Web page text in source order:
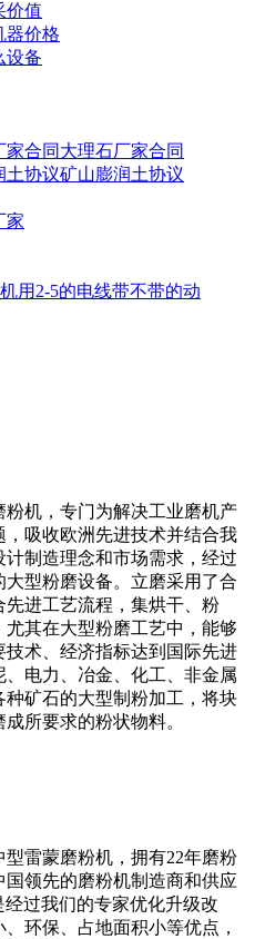
价值
器价格
设备
合同大理石厂家合同
协议矿山膨润土协议
家
用2-5的电线带不带的动
机，专门为解决工业磨机产
吸收欧洲先进技术并结合我
制造理念和市场需求，经过
型粉磨设备。立磨采用了合
进工艺流程，集烘干、粉
其在大型粉磨工艺中，能够
术、经济指标达到国际先进
电力、冶金、化工、非金属
矿石的大型制粉加工，将块
所要求的粉状物料。
雷蒙磨粉机，拥有22年磨粉
领先的磨粉机制造商和供应
过我们的专家优化升级改
环保、占地面积小等优点，